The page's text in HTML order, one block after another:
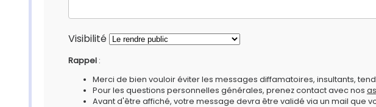
Visibilité
Rappel :
Merci de bien vouloir éviter les messages diffamatoires, insultants,
Pour les questions personnelles générales, prenez contact avec nos
Avant d'être affiché, votre message devra être validé via un mail que